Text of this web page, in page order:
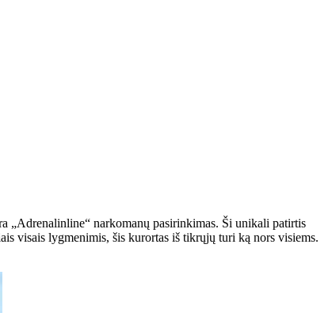
„Adrenalinline“ narkomanų pasirinkimas. Ši unikali patirtis
visais lygmenimis, šis kurortas iš tikrųjų turi ką nors visiems.